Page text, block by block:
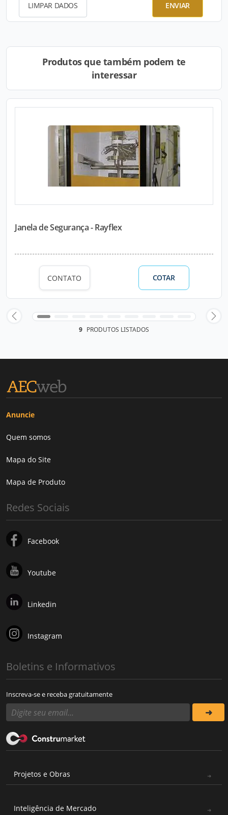
LIMPAR DADOS ENVIAR
Produtos que também podem te
interessar
Janela de Segurança - Rayflex
CONTATO COTAR
9 PRODUTOS LISTADOS
Anuncie
Quem somos
Mapa do Site
Mapa de Produto
Redes Sociais
Facebook
Youtube
Linkedin
Instagram
Boletins e Informativos
Inscreva-se e receba gratuitamente
Projetos e Obras
Inteligência de Mercado